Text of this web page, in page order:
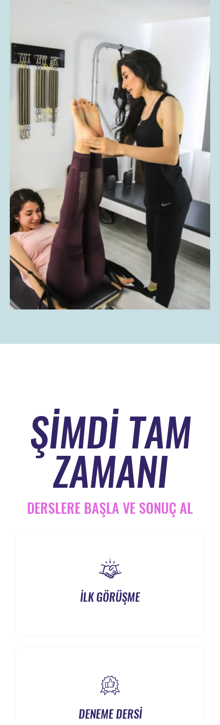
ŞİMDİ TAM
ZAMANI
DERSLERE BAŞLA VE SONUÇ AL
İLK GÖRÜŞME
DENEME DERSİ